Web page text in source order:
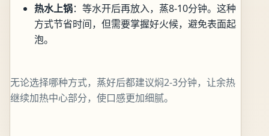
热水上锅：等水开后再放入，蒸8-10分钟。这种
方式节省时间，但需要掌握好火候，避免表面起
泡。
无论选择哪种方式，蒸好后都建议焖2-3分钟，让余热
继续加热中心部分，使口感更加细腻。